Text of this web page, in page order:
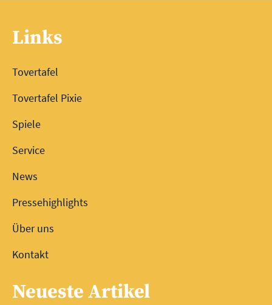
Links
Tovertafel
Tovertafel Pixie
Spiele
Service
News
Pressehighlights
Über uns
Kontakt
Neueste Artikel